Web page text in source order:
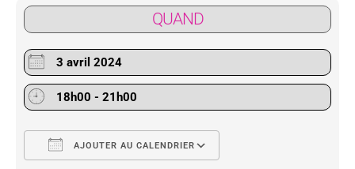
QUAND
3 avril 2024
18h00 - 21h00
AJOUTER AU CALENDRIER